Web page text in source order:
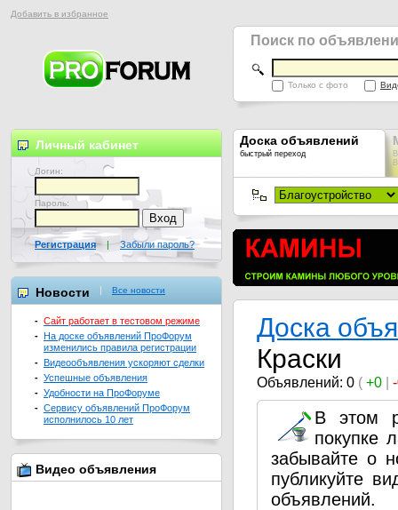
Добавить в избранное
Поиск по
Только с фото
Доска объявлений
быстрый переход
Доска
Краски
Объявлений: 0 ( +0 |
В этом
покупке
забывайте о
публикуйте
объявлений.
Личный кабинет
Логин:
Пароль:
Регистрация | Забыли пароль?
Новости Все новости
- Сайт работает в тестовом режиме
- На доске объявлений ПроФорум
изменились правила регистрации
- Видеообъявления ускоряют сделки
- Успешные объявления
- Удобности на ПроФоруме
- Сервису объявлений ПроФорум
исполнилось 10 лет
Видео объявления